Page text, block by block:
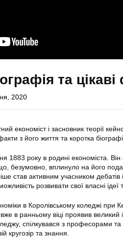
та цікаві
2020
і засновник теорії
з його життя та коротка
1883 року в родині економіста. Він
безумовно, вплинуло на його
став активним учасником дебатів
розвивати свої власні ідеї
в Королівському коледжі при
в ранньому віці проявив великий
спілкувався з професорами
кругозір та знання.